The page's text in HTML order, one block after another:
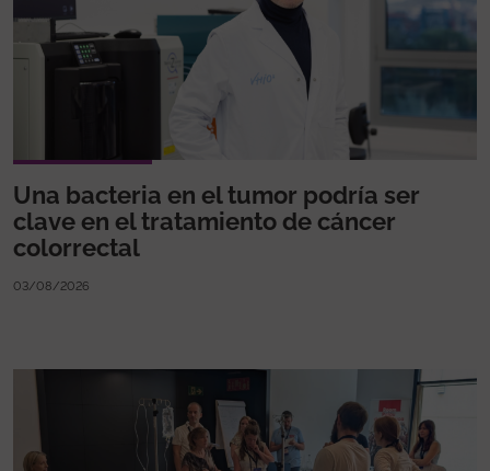
Una bacteria en el tumor podría ser
clave en el tratamiento de cáncer
colorrectal
03/08/2026